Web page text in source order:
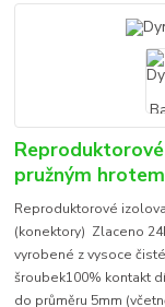
pružným hrotem
Reproduktorové
(konektory) Zlaceno
vyrobené z vysoce
šroubek100% kontakt
do průměru 5mm